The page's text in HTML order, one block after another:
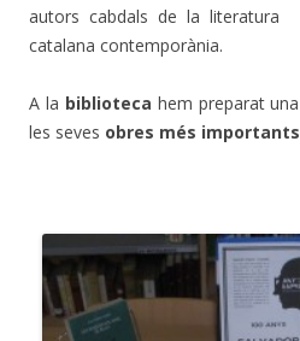
autors cabdals de la literatura
catalana contemporània.
A la biblioteca hem preparat
les seves obres més importants